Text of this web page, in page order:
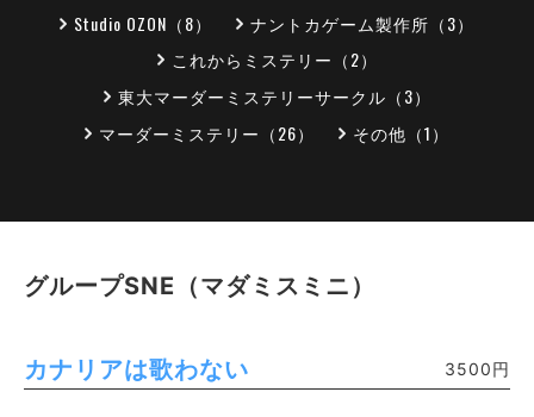
Studio OZON（8）
ナントカゲーム製作所（3）
これからミステリー（2）
東大マーダーミステリーサークル（3）
マーダーミステリー（26）
その他（1）
グループSNE（マダミスミニ）
カナリアは歌わない 3500円